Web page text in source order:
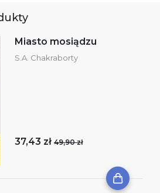
Miasto mosiądzu
S.A. Chakraborty
37,43 zł 49,90 zł